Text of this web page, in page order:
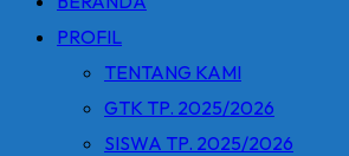
PROFIL
TENTANG KAMI
GTK TP. 2025/2026
SISWA TP. 2025/2026